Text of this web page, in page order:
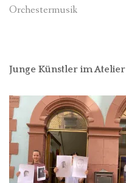
Orchestermusik
Junge Künstler im Atelier